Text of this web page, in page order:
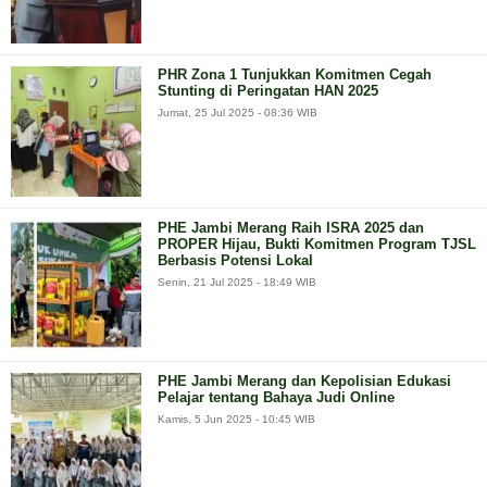
PHR Zona 1 Tunjukkan Komitmen Cegah
Stunting di Peringatan HAN 2025
Jumat, 25 Jul 2025 - 08:36 WIB
PHE Jambi Merang Raih ISRA 2025 dan
PROPER Hijau, Bukti Komitmen Program TJSL
Berbasis Potensi Lokal
Senin, 21 Jul 2025 - 18:49 WIB
PHE Jambi Merang dan Kepolisian Edukasi
Pelajar tentang Bahaya Judi Online
Kamis, 5 Jun 2025 - 10:45 WIB